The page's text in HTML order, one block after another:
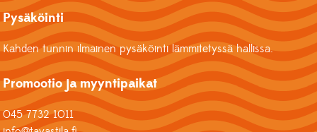
Pysäköinti
Kahden tunnin ilmainen pysäköinti lämmitetyssä hallissa.
Promootio ja myyntipaikat
045 7732 1011